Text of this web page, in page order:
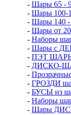
- Шары 65 -
- Шары 100-
- Шары 140 -
- Шары от
- Наборы
- Шары с
- ПЭТ
- ДИСКО-
-
- ГРОЗДИ
- БУСЫ из
- Наборы
- Шары